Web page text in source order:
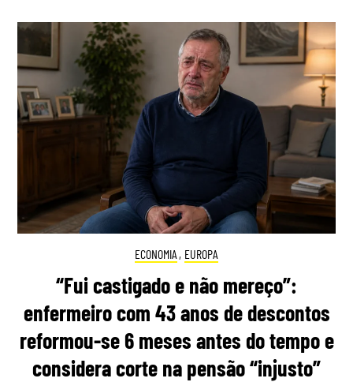
ECONOMIA , EUROPA
“Fui castigado e não mereço”:
enfermeiro com 43 anos de descontos
reformou-se 6 meses antes do tempo e
considera corte na pensão “injusto”